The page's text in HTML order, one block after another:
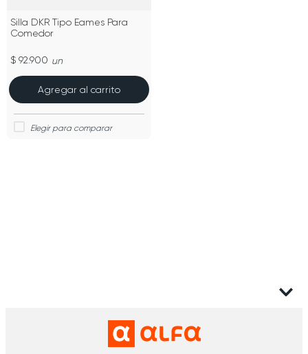
Silla DKR Tipo Eames Para
Comedor
$ 92.900 un
Agregar al carrito